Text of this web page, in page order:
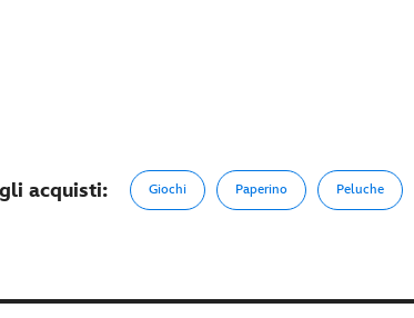
acquisti: Giochi Paperino Peluche